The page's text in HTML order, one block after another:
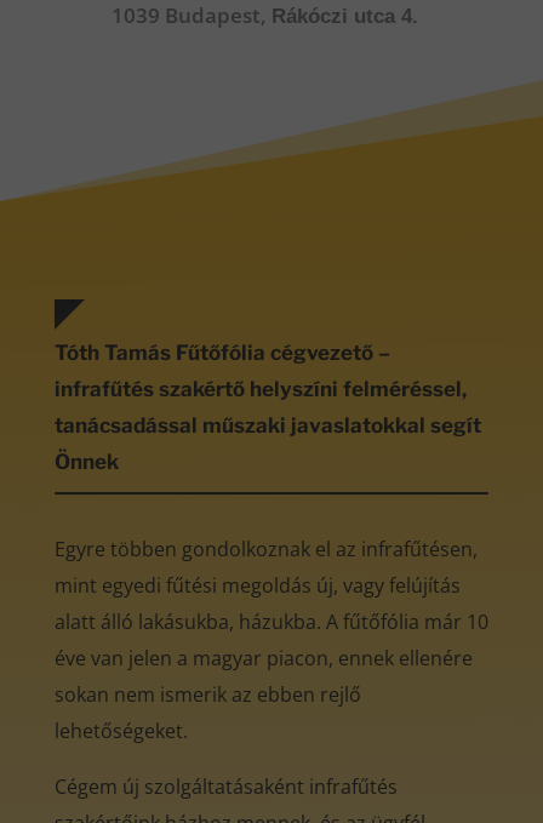
1039 Budapest, Rákóczi utca 4.
Tóth Tamás Fűtőfólia cégvezető –
infrafűtés szakértő helyszíni felméréssel,
tanácsadással műszaki javaslatokkal segít
Önnek
Egyre többen gondolkoznak el az infrafűtésen,
mint egyedi fűtési megoldás új, vagy felújítás
alatt álló lakásukba, házukba. A fűtőfólia már 10
éve van jelen a magyar piacon, ennek ellenére
sokan nem ismerik az ebben rejlő
lehetőségeket.
Cégem új szolgáltatásaként infrafűtés